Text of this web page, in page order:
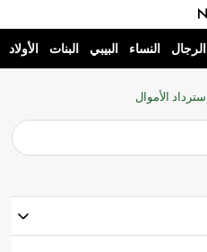
الرجال النساء البيبي البنات الأولاد
الأموال